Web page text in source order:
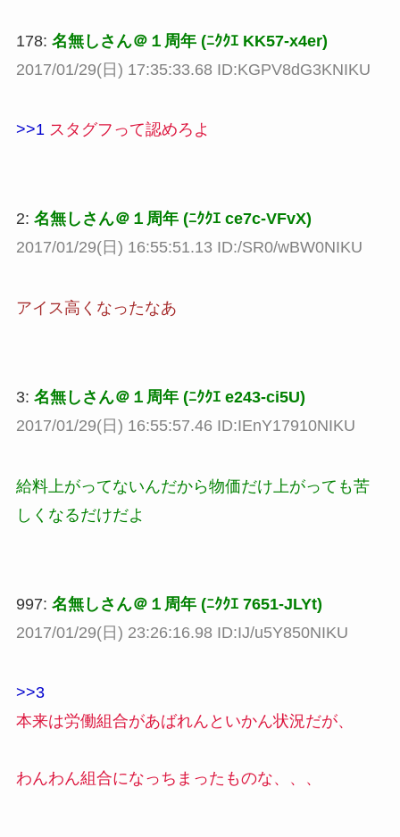
178: 名無しさん＠１周年 (ﾆｸｸｴ KK57-x4er)
2017/01/29(日) 17:35:33.68 ID:KGPV8dG3KNIKU
>>1スタグフって認めろよ
2: 名無しさん＠１周年 (ﾆｸｸｴ ce7c-VFvX)
2017/01/29(日) 16:55:51.13 ID:/SR0/wBW0NIKU
アイス高くなったなあ
3: 名無しさん＠１周年 (ﾆｸｸｴ e243-ci5U)
2017/01/29(日) 16:55:57.46 ID:IEnY17910NIKU
給料上がってないんだから物価だけ上がっても苦
しくなるだけだよ
997: 名無しさん＠１周年 (ﾆｸｸｴ 7651-JLYt)
2017/01/29(日) 23:26:16.98 ID:IJ/u5Y850NIKU
>>3
本来は労働組合があばれんといかん状況だが、
わんわん組合になっちまったものな、、、